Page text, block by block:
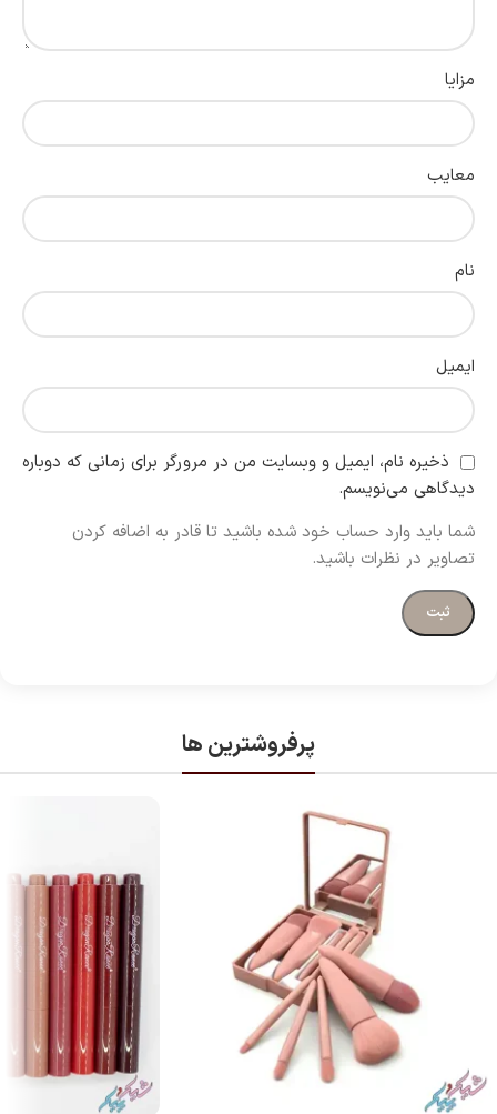
مزایا
معایب
نام
ایمیل
ذخیره نام، ایمیل و وبسایت من در مرورگر برای زمانی که دوباره
دیدگاهی می‌نویسم.
شما باید وارد حساب خود شده باشید تا قادر به اضافه کردن
تصاویر در نظرات باشید.
پرفروشترین ها